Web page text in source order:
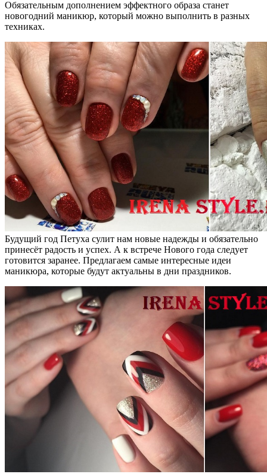
Обязательным дополнением эффектного образа станет
новогодний маникюр, который можно выполнить в разных
техниках.
Будущий год Петуха сулит нам новые надежды и обязательно
принесёт радость и успех. А к встрече Нового года следует
готовится заранее. Предлагаем самые интересные идеи
маникюра, которые будут актуальны в дни праздников.